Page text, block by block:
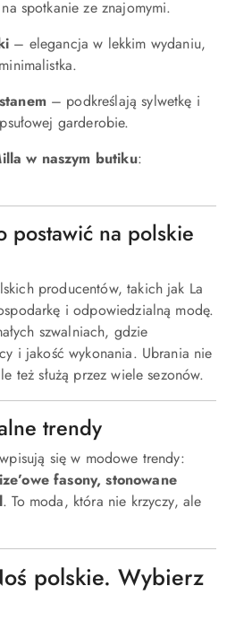
spotkanie ze znajomymi.
– elegancja w lekkim wydaniu,
– podkreślają sylwetkę i
garderobie.
w naszym butiku:
postawić na polskie
producentów, takich jak La
i odpowiedzialną modę.
szwalniach, gdzie
i jakość wykonania. Ubrania nie
też służą przez wiele sezonów.
trendy
się w modowe trendy:
fasony, stonowane
. To moda, która nie krzyczy, ale
polskie. Wybierz